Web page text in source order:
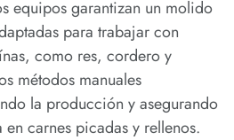
equipos garantizan un molido
para trabajar con
como res, cordero y
métodos manuales
la producción y asegurando
en carnes picadas y rellenos.